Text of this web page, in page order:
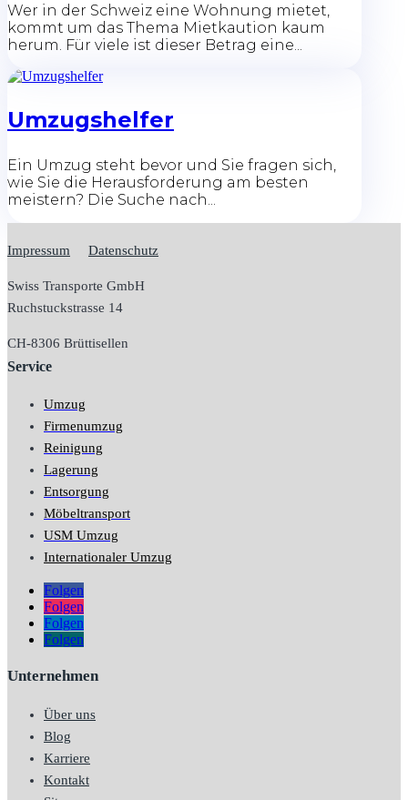
Wer in der Schweiz eine Wohnung mietet,
kommt um das Thema Mietkaution kaum
herum. Für viele ist dieser Betrag eine...
Umzugshelfer
Ein Umzug steht bevor und Sie fragen sich,
wie Sie die Herausforderung am besten
meistern? Die Suche nach...
Impressum Datenschutz
Swiss Transporte GmbH
Ruchstuckstrasse 14
CH-8306 Brüttisellen
Service
Umzug
Firmenumzug
Reinigung
Lagerung
Entsorgung
Möbeltransport
USM Umzug
Internationaler Umzug
Folgen
Folgen
Folgen
Folgen
Unternehmen
Über uns
Blog
Karriere
Kontakt